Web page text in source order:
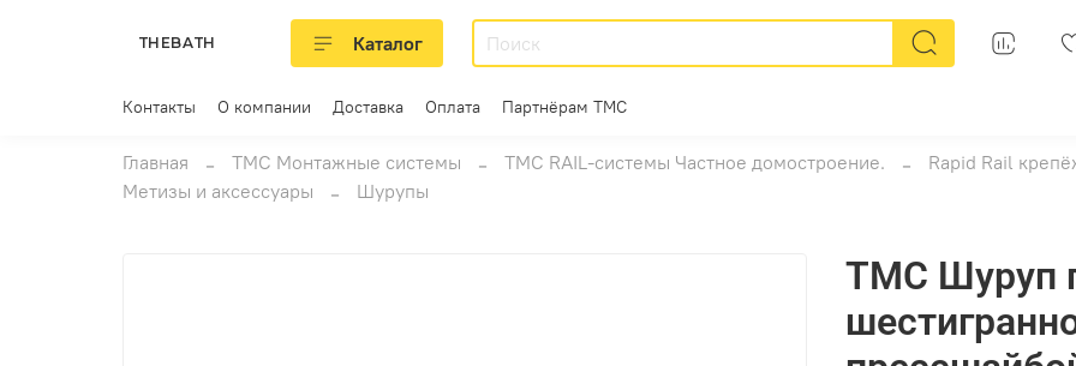
THEBATH Каталог
Контакты О компании Доставка Оплата Партнёрам ТМС
Главная ТМС Монтажные системы ТМС RAIL-системы Частное домостроение.
Rapid Rail
Метизы и аксессуары
Шурупы
ТМС Шуруп